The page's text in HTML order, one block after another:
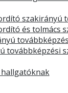
szakirányú
és tolmács
továbbképzési